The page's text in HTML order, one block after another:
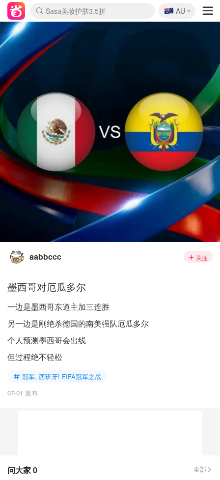
lululemon折扣上新
Sasa美妆护肤3.5折
SSENSE年中3折
FreshBeauty好价汇总
Cettire降价+叠9折
Farfetch折上8折
WWS Coles超市实拍
viagogo二手票捡漏
Myer清仓1折起
The Outnet奢牌1折起
David Jones 3折起
Flannels大牌1折
Perfumes Club护肤1折
AMIRO返校季6.2折
Oweek抽奖送Airpods
Amazon折扣汇总
eToro入金$200送$50
Amazon数码好物
ICONIC本周7.5折
ThedoubleF高奢地板价
Moose Knuckles 6折
丝芙兰5折起
EUFY官网3.7折起
Selenichast首饰2折
Trip机票酒店促销
YSL送5件彩妆礼
Amazon家居好物
BIGBANG巡演开票
David Jones时尚3折
Amazon美妆护肤
雅漾大喷$8
过敏原检测盒$33
伊索独家赠50ml沐浴露
科颜氏清仓3折
SEALIFE海洋馆门票6折
丝塔芙大白罐$16
订阅Newsletter送香薰
Cult Beauty 6.8折
Harrods圣诞日历2.3折
LN-CC奢牌私促3折
d'Alba空姐喷雾$16
EVE LOM套装逆天2折
Bernardelli独家4折
Adore Beauty 6折起
CT圣诞日历
Mytheresa奢品2.7折
Luxury Escapes 9折
Currentbody美容仪9折
卡诗9折+赠4件礼
MOON Garden Live
ALLSAINTS美衣3折
Roborock扫地机3.7折
Tingo Life水杯$24
Valentino官网5折
CR洗发护发6.3折
🇦🇺
AU
aabbccc 关注
墨西哥对厄瓜多尔
一边是墨西哥东道主加三连胜
另一边是刚绝杀德国的南美强队厄瓜多尔
个人预测墨西哥会出线
但过程绝不轻松
冠军, 西班牙! FIFA冠军之战
07-01 发布
问大家0 全部